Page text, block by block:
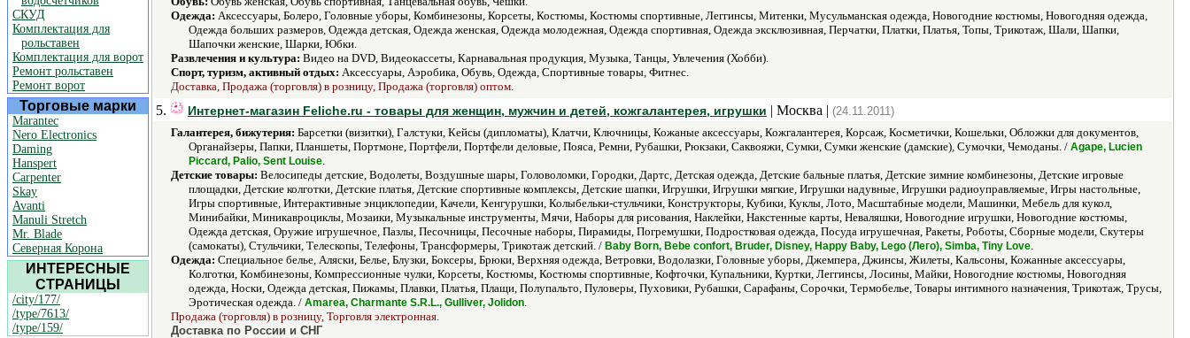
СКУД
Комплектация для
рольставен
Комплектация для ворот
Ремонт рольставен
Ремонт ворот
Торговые марки
Marantec
Nero Electronics
Daming
Hanspert
Carpenter
Skay
Avanti
Manuli Stretch
Mr. Blade
Северная Корона
ИНТЕРЕСНЫЕ
СТРАНИЦЫ
/city/177/
/type/7613/
/type/159/
Одежда: Аксессуары, Болеро, Головные уборы, Комбинезоны, Корсеты, Костюмы, Костюмы спортивные, Леггинсы, Митенки, Мусульманская одежда, Новогодние костюмы, Новогодняя одежда,
Одежда больших размеров, Одежда детская, Одежда женская, Одежда молодежная, Одежда спортивная, Одежда эксклюзивная, Перчатки, Платки, Платья, Топы, Трикотаж, Шали, Шапки,
Шапочки женские, Шарки, Юбки.
Развлечения и культура: Видео на DVD, Видеокассеты, Карнавальная продукция, Музыка, Танцы, Увлечения (Хобби).
Спорт, туризм, активный отдых: Аксессуары, Аэробика, Обувь, Одежда, Спортивные товары, Фитнес.
Доставка, Продажа (торговля) в розницу, Продажа (торговля) оптом.
5. Интернет-магазин Feliche.ru - товары для женщин, мужчин и детей, кожгалантерея, игрушки | Москва | (24.11.2011)
Галантерея, бижутерия: Барсетки (визитки), Галстуки, Кейсы (дипломаты), Клатчи, Ключницы, Кожаные аксессуары, Кожгалантерея, Корсаж, Косметички, Кошельки, Обложки для документов,
Органайзеры, Папки, Планшеты, Портмоне, Портфели, Портфели деловые, Пояса, Ремни, Рубашки, Рюкзаки, Саквояжи, Сумки, Сумки женские (дамские), Сумочки, Чемоданы. / Agape, Lucien
Piccard, Palio, Sent Louise.
Детские товары: Велосипеды детские, Водолеты, Воздушные шары, Головоломки, Городки, Дартс, Детская одежда, Детские бальные платья, Детские зимние комбинезоны, Детские игровые
площадки, Детские колготки, Детские платья, Детские спортивные комплексы, Детские шапки, Игрушки, Игрушки мягкие, Игрушки надувные, Игрушки радиоуправляемые, Игры настольные,
Игры спортивные, Интерактивные энциклопедии, Качели, Кенгурушки, Колыбельки-стульчики, Конструкторы, Кубики, Куклы, Лото, Масштабные модели, Машинки, Мебель для кукол,
Минибайки, Миникавроциклы, Мозаики, Музыкальные инструменты, Мячи, Наборы для рисования, Наклейки, Накстенные карты, Неваляшки, Новогодние игрушки, Новогодние костюмы,
Одежда детская, Оружие игрушечное, Пазлы, Песочницы, Песочные наборы, Пирамиды, Погремушки, Подростковая одежда, Посуда игрушечная, Ракеты, Роботы, Сборные модели, Скутеры
(самокаты), Стульчики, Телескопы, Телефоны, Трансформеры, Трикотаж детский. / Baby Born, Bebe confort, Bruder, Disney, Happy Baby, Lego (Лего), Simba, Tiny Love.
Одежда: Cпециальное белье, Аляски, Белье, Блузки, Боксеры, Брюки, Верхняя одежда, Ветровки, Водолазки, Головные уборы, Джемпера, Джинсы, Жилеты, Кальсоны, Кожанные аксессуары,
Колготки, Комбинезоны, Компрессионные чулки, Корсеты, Костюмы, Костюмы спортивные, Кофточки, Купальники, Куртки, Леггинсы, Лосины, Майки, Новогодние костюмы, Новогодняя
одежда, Носки, Одежда детская, Пижамы, Плавки, Платья, Плащи, Полупальто, Пуловеры, Пуховики, Рубашки, Сарафаны, Сорочки, Термобелье, Товары интимного назначения, Трикотаж, Трусы,
Эротическая одежда. / Amarea, Charmante S.R.L., Gulliver, Jolidon.
Продажа (торговля) в розницу, Торговля электронная.
Доставка по России и СНГ